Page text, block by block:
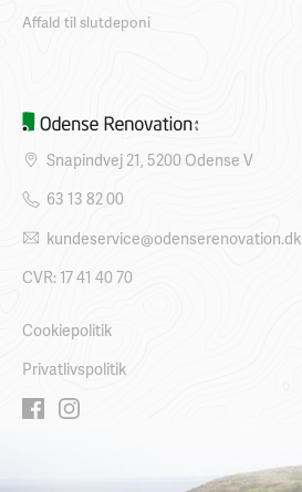
Affald til slutdeponi
Snapindvej 21, 5200 Odense V
63 13 82 00
kundeservice@odenserenovation.dk
CVR: 17 41 40 70
Cookiepolitik
Privatlivspolitik